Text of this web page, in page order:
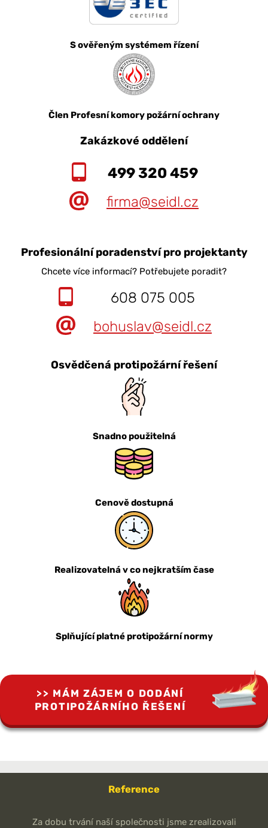
S ověřeným systémem řízení
Člen Profesní komory požární ochrany
Zakázkové oddělení
499 320 459
firma@seidl.cz
Profesionální poradenství pro projektanty
Chcete více informací? Potřebujete poradit?
608 075 005
bohuslav@seidl.cz
Osvědčená protipožární řešení
Snadno použitelná
Cenově dostupná
Realizovatelná v co nejkratším čase
Splňující platné protipožární normy
MÁM ZÁJEM O DODÁNÍ
PROTIPOŽÁRNÍHO ŘEŠENÍ
Reference
Za dobu trvání naší společnosti jsme zrealizovali